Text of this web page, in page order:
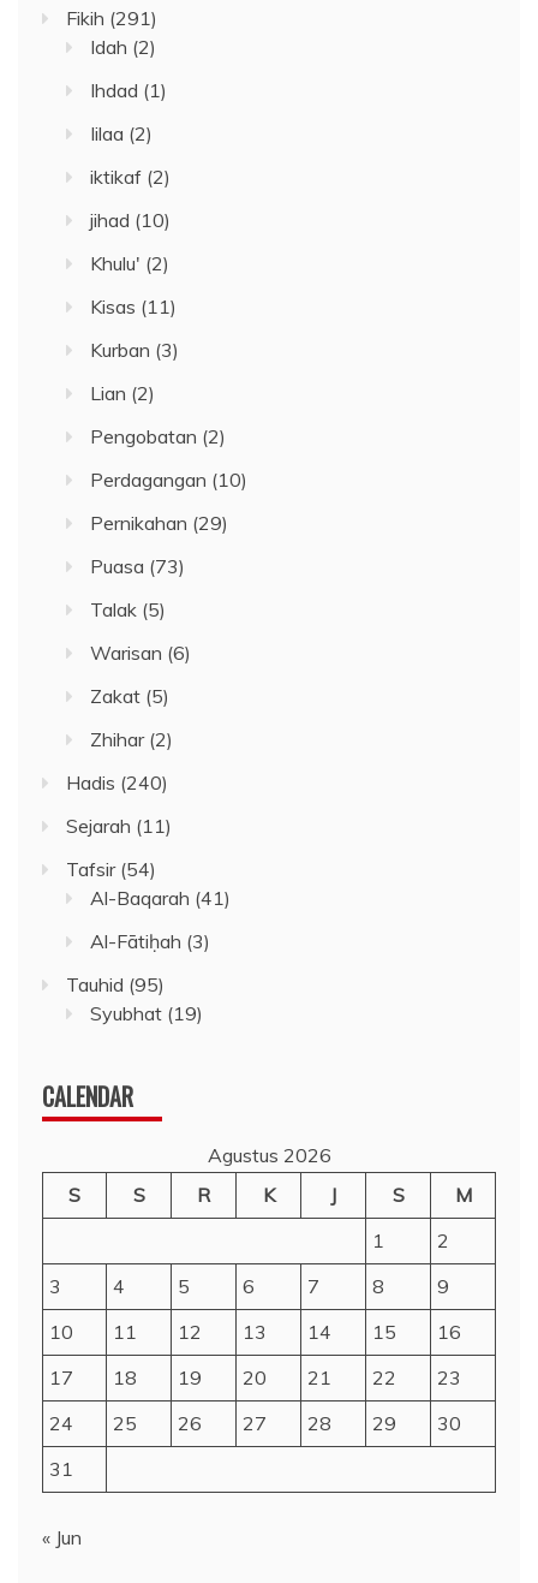
Fikih (291)
Idah (2)
Ihdad (1)
Iilaa (2)
iktikaf (2)
jihad (10)
Khulu' (2)
Kisas (11)
Kurban (3)
Lian (2)
Pengobatan (2)
Perdagangan (10)
Pernikahan (29)
Puasa (73)
Talak (5)
Warisan (6)
Zakat (5)
Zhihar(2)
Hadis (240)
Sejarah (11)
Tafsir(54)
Al-Baqarah (41)
Al-Fātiḥah (3)
Tauhid (95)
Syubhat (19)
CALENDAR
Agustus 2026
S
S R K J S
M
1
2
3
4 5 6 7 8
9
10
11 12 13 14 15
16
17
18 19 20 21 22
23
24
25 26 27 28 29
30
31
« Jun